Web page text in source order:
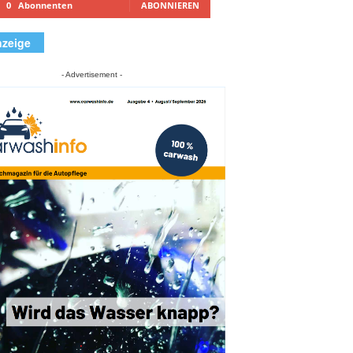
0 Abonnenten ABONNIEREN
- Advertisement -